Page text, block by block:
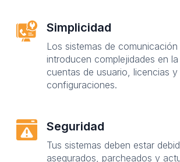
Simplicidad
Los sistemas de
introducen complejidades en
cuentas de usuario, licencias y
configuraciones.
Seguridad
Tus sistemas deben estar
asegurados, parcheados y